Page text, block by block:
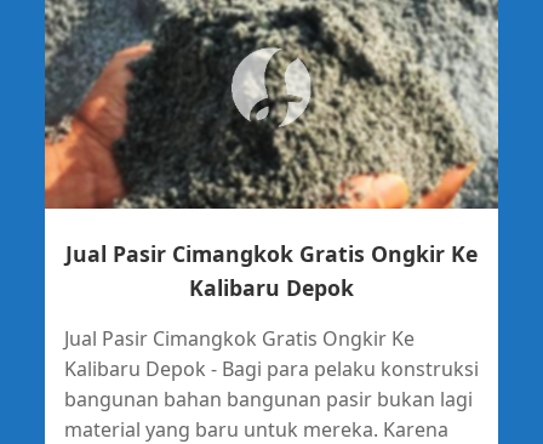
Jual Pasir Cimangkok Gratis Ongkir Ke
Kalibaru Depok
Jual Pasir Cimangkok Gratis Ongkir Ke
Kalibaru Depok - Bagi para pelaku konstruksi
bangunan bahan bangunan pasir bukan lagi
material yang baru untuk mereka. Karena